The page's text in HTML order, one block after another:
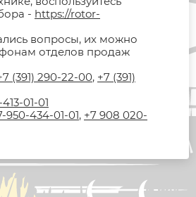
- https://rotor-
вопросы, их можно
отделов продаж
(391) 290-22-00, +7 (391)
01-01
950-434-01-01, +7 908 020-